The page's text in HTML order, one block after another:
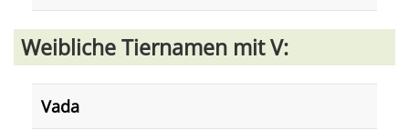
Weibliche Tiernamen mit V:
Vada